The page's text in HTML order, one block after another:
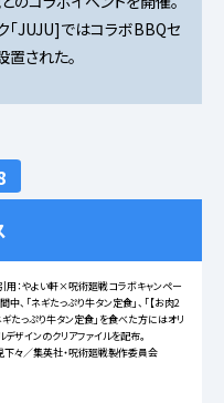
「JUJU]ではコラボBBQセ
置された。
用：やよい軒×呪術廻戦コラボキャンペー
中、「ネギたっぷり牛タン定食」、「【お肉2
ギたっぷり牛タン定食」を食べた方にはオリ
デザインのクリアファイルを配布。
々／集英社・呪術廻戦製作委員会